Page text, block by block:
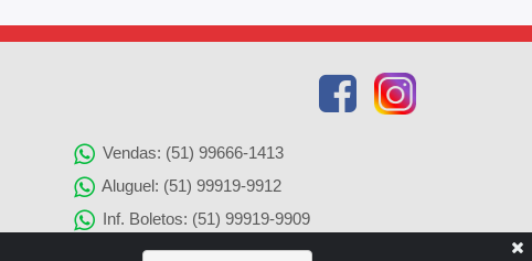
Vendas: (51) 99666-1413
Aluguel: (51) 99919-9912
Inf. Boletos: (51) 99919-9909
Agenciamento de Imóveis: (51) 99919-9905